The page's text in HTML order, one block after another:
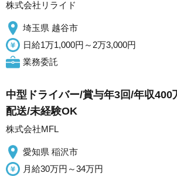
株式会社リライド
埼玉県 越谷市
日給1万1,000円～2万3,000円
業務委託
中型ドライバー/賞与年3回/年収400
配送/未経験OK
株式会社MFL
愛知県 稲沢市
月給30万円～34万円